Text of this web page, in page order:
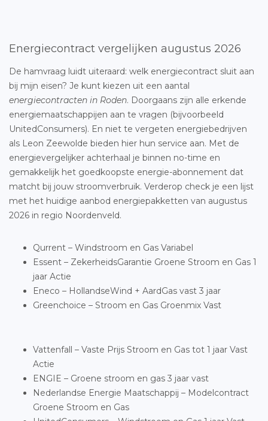
Energiecontract vergelijken augustus 2026
De hamvraag luidt uiteraard: welk energiecontract sluit aan
bij mijn eisen? Je kunt kiezen uit een aantal
energiecontracten in Roden. Doorgaans zijn alle erkende
energiemaatschappijen aan te vragen (bijvoorbeeld
UnitedConsumers). En niet te vergeten energiebedrijven
als Leon Zeewolde bieden hier hun service aan. Met de
energievergelijker achterhaal je binnen no-time en
gemakkelijk het goedkoopste energie-abonnement dat
matcht bij jouw stroomverbruik. Verderop check je een lijst
met het huidige aanbod energiepakketten van augustus
2026 in regio Noordenveld.
Qurrent – Windstroom en Gas Variabel
Essent – ZekerheidsGarantie Groene Stroom en Gas 1
jaar Actie
Eneco – HollandseWind + AardGas vast 3 jaar
Greenchoice – Stroom en Gas Groenmix Vast
Vattenfall – Vaste Prijs Stroom en Gas tot 1 jaar Vast
Actie
ENGIE – Groene stroom en gas 3 jaar vast
Nederlandse Energie Maatschappij – Modelcontract
Groene Stroom en Gas